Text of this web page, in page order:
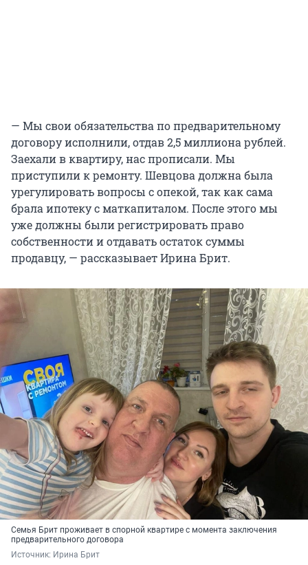
— Мы свои обязательства по предварительному
договору исполнили, отдав 2,5 миллиона рублей.
Заехали в квартиру, нас прописали. Мы
приступили к ремонту. Шевцова должна была
урегулировать вопросы с опекой, так как сама
брала ипотеку с маткапиталом. После этого мы
уже должны были регистрировать право
собственности и отдавать остаток суммы
продавцу, — рассказывает Ирина Брит.
Семья Брит проживает в спорной квартире с момента заключения
предварительного договора
Источник: Ирина Брит